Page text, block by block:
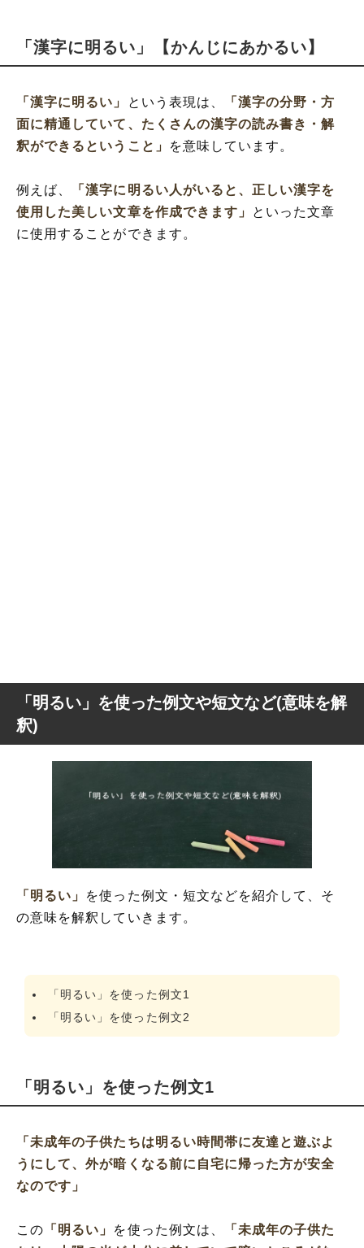
「漢字に明るい」【かんじにあかるい】
「漢字に明るい」 という表現は、
「漢字の分野・方
面に精通していて、たくさんの漢字の読み書き・解
釈ができるということ」
を意味しています。
例えば、
「漢字に明るい人がいると、正しい漢字を
使用した美しい文章を作成できます」
といった文章
に使用することができます。
「明るい」を使った例文や短文など(意味を解
釈)
「明るい」 を使った例文・短文などを紹介して、そ
の意味を解釈していきます。
「明るい」を使った例文1
「明るい」を使った例文2
「明るい」を使った例文1
「未成年の子供たちは明るい時間帯に友達と遊ぶよ
うにして、外が暗くなる前に自宅に帰った方が安全
なのです」
この 「明るい」 を使った例文は、
「未成年の子供た